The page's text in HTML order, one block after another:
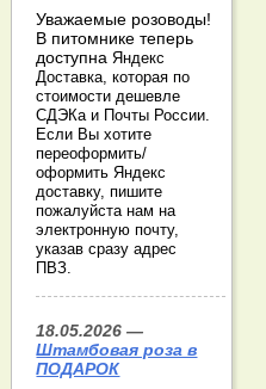
Уважаемые розоводы!
В питомнике теперь
доступнаЯндекс
Доставка, которая по
стоимости дешевле
СДЭКа и Почты России.
Если Вы хотите
переоформить/
оформить Яндекс
доставку, пишите
пожалуйста нам на
электронную почту,
указав сразу адрес
ПВЗ.
18.05.2026 —
Штамбовая роза в
ПОДАРОК